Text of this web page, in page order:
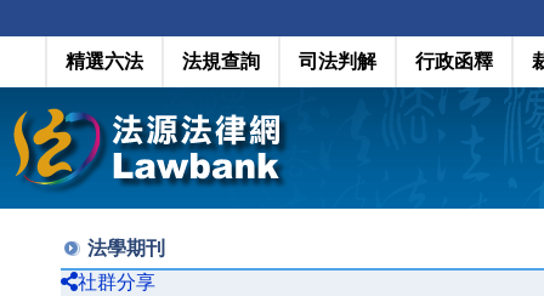
精選六法 法規查詢 司法判解 行政函釋
法學期刊
社群分享